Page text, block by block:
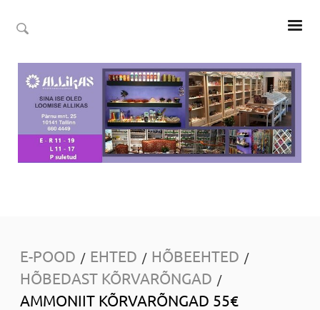
E-POOD / EHTED / HÕBEEHTED /
HÕBEDAST KÕRVARÕNGAD /
AMMONIIT KÕRVARÕNGAD 55€